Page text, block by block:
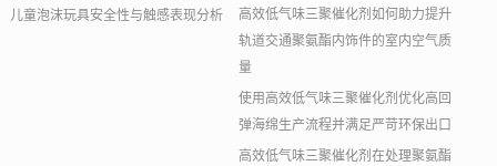
儿童泡沫玩具安全性与触感表现分析
高效低气味三聚催化剂如何助力提升
轨道交通聚氨酯内饰件的室内空气质
量
使用高效低气味三聚催化剂优化高回
弹海绵生产流程并满足严苛环保出口
高效低气味三聚催化剂在处理聚氨酯